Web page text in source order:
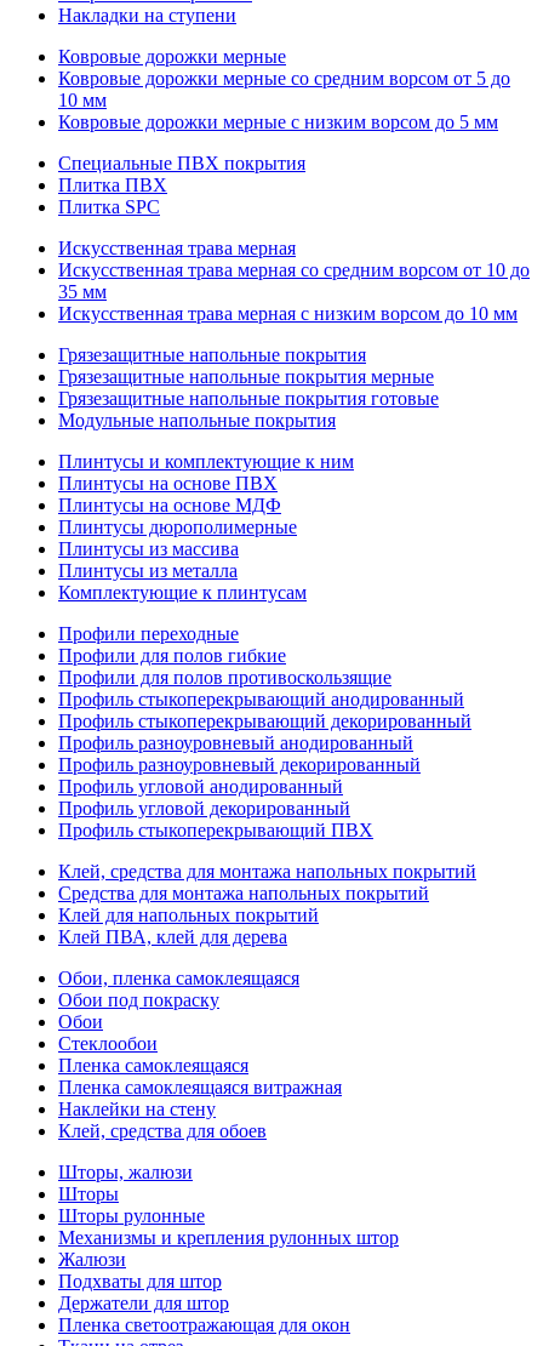
Накладки на ступени
Ковровые дорожки мерные
Ковровые дорожки мерные со средним ворсом от 5 до
10 мм
Ковровые дорожки мерные с низким ворсом до 5 мм
Специальные ПВХ покрытия
Плитка ПВХ
Плитка SPC
Искуccтвенная трава мерная
Искусственная трава мерная со средним ворсом от 10 до
35 мм
Искусственная трава мерная с низким ворсом до 10 мм
Грязезащитные напольные покрытия
Грязезащитные напольные покрытия мерные
Грязезащитные напольные покрытия готовые
Модульные напольные покрытия
Плинтусы и комплектующие к ним
Плинтусы на основе ПВХ
Плинтусы на основе МДФ
Плинтусы дюрополимерные
Плинтусы из массива
Плинтусы из металла
Комплектующие к плинтусам
Профили переходные
Профили для полов гибкие
Профили для полов противоскользящие
Профиль стыкоперекрывающий анодированный
Профиль стыкоперекрывающий декорированный
Профиль разноуровневый анодированный
Профиль разноуровневый декорированный
Профиль угловой анодированный
Профиль угловой декорированный
Профиль стыкоперекрывающий ПВХ
Клей, средства для монтажа напольных покрытий
Средства для монтажа напольных покрытий
Клей для напольных покрытий
Клей ПВА, клей для дерева
Обои, пленка самоклеящаяся
Обои под покраску
Обои
Стеклообои
Пленка самоклеящаяся
Пленка самоклеящаяся витражная
Наклейки на стену
Клей, средства для обоев
Шторы, жалюзи
Шторы
Шторы рулонные
Механизмы и крепления рулонных штор
Жалюзи
Подхваты для штор
Держатели для штор
Пленка светоотражающая для окон